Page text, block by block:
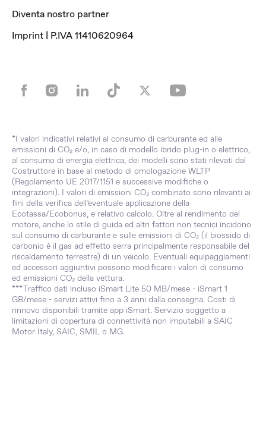
Diventa nostro partner
Imprint | P.IVA 11410620964
*I valori indicativi relativi al consumo di carburante ed alle
emissioni di CO₂ e/o, in caso di modello ibrido plug-in o elettrico,
al consumo di energia elettrica, dei modelli sono stati rilevati dal
Costruttore in base al metodo di omologazione WLTP
(Regolamento UE 2017/1151 e successive modifiche o
integrazioni). I valori di emissioni CO₂ combinato sono rilevanti ai
fini della verifica dell’eventuale applicazione della
Ecotassa/Ecobonus, e relativo calcolo. Oltre al rendimento del
motore, anche lo stile di guida ed altri fattori non tecnici incidono
sul consumo di carburante e sulle emissioni di CO₂ (il biossido di
carbonio è il gas ad effetto serra principalmente responsabile del
riscaldamento terrestre) di un veicolo. Eventuali equipaggiamenti
ed accessori aggiuntivi possono modificare i valori di consumo
ed emissioni CO₂ della vettura.
***Traffico dati incluso iSmart Lite 50 MB/mese - iSmart 1
GB/mese - servizi attivi fino a 3 anni dalla consegna. Costi di
rinnovo disponibili tramite app iSmart. Servizio soggetto a
limitazioni di copertura di connettività non imputabili a SAIC
Motor Italy, SAIC, SMIL o MG.